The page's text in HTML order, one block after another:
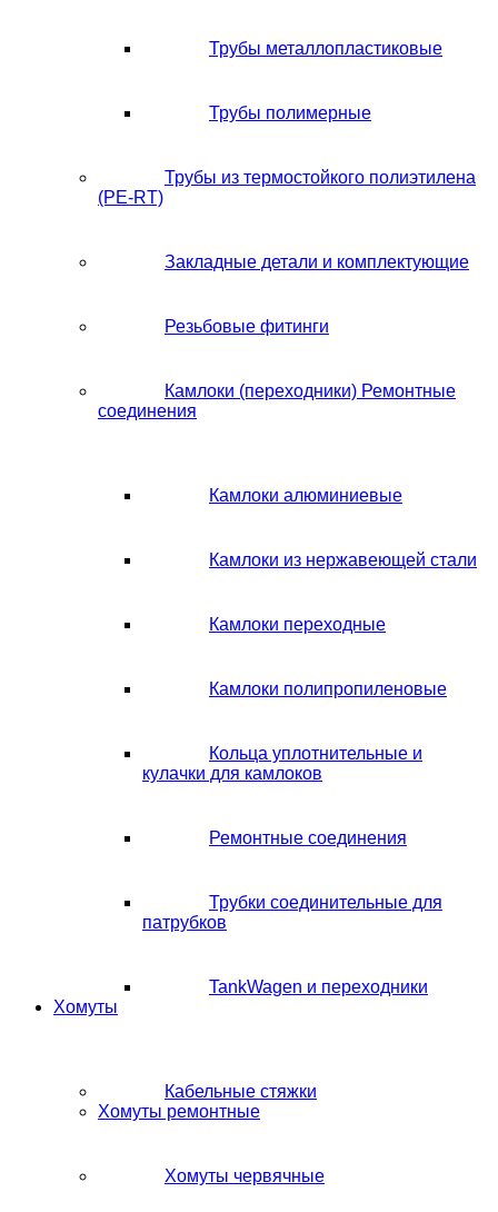
Трубы металлопластиковые
Трубы полимерные
Трубы из термостойкого полиэтилена
(PE-RT)
Закладные детали и комплектующие
Резьбовые фитинги
Камлоки (переходники) Ремонтные
соединения
Камлоки алюминиевые
Камлоки из нержавеющей стали
Камлоки переходные
Камлоки полипропиленовые
Кольца уплотнительные и
кулачки для камлоков
Ремонтные соединения
Трубки соединительные для
патрубков
TankWagen и переходники
Хомуты
Кабельные стяжки
Хомуты ремонтные
Хомуты червячные